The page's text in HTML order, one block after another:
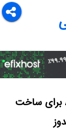
معرفی چند اسکریپت AutoHotKey‌ برای ساخت